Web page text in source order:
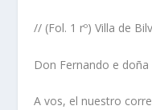
// (Fol. 1 rº) Villa de
Don Fernando e
A vos, el nuestro